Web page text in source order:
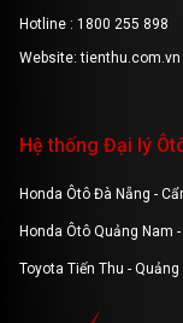
Hotline : 1800 255 898
Website: tienthu.com.vn
Hệ thống Đại lý
Honda Ôtô Đà Nẵng -
Honda Ôtô Quảng Nam -
Toyota Tiến Thu - Quảng